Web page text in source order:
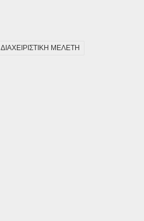
ΔΙΑΧΕΙΡΙΣΤΙΚΗ ΜΕΛΕΤΗ